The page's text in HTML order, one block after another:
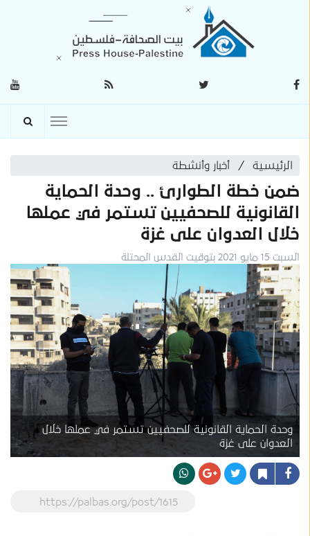
الرئيسية أخبار وأنشطة
ضمن خطة الطوارئ .. وحدة الحماية
القانونية للصحفيين تستمر في عملها
خلال العدوان على غزة
السبت 15 مايو 2021 بتوقيت القدس المحتلة
وحدة الحماية القانونية للصحفيين تستمر في عملها خلال
العدوان على غزة
https://palbas.org/post/1615